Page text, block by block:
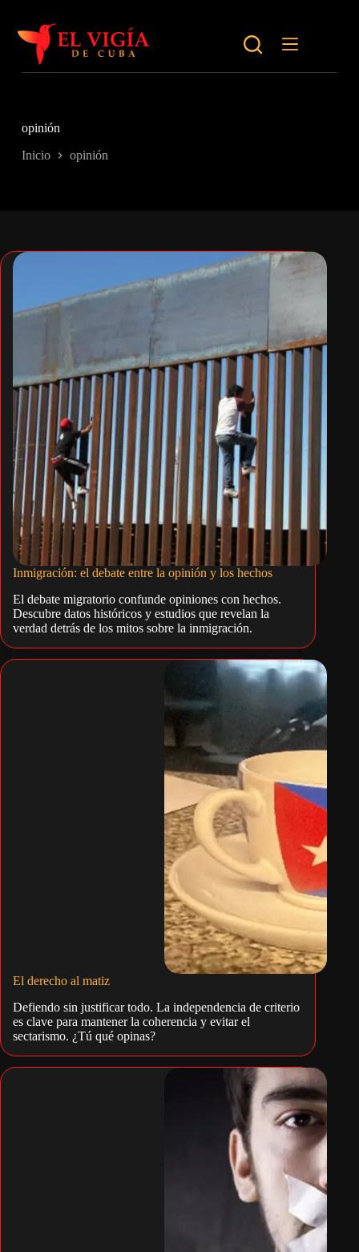
contenido
opinión
Inicio opinión
Inmigración: el debate entre la opinión y los hechos
El debate migratorio confunde opiniones con hechos.
Descubre datos históricos y estudios que revelan la
verdad detrás de los mitos sobre la inmigración.
El derecho al matiz
Defiendo sin justificar todo. La independencia de criterio
es clave para mantener la coherencia y evitar el
sectarismo. ¿Tú qué opinas?